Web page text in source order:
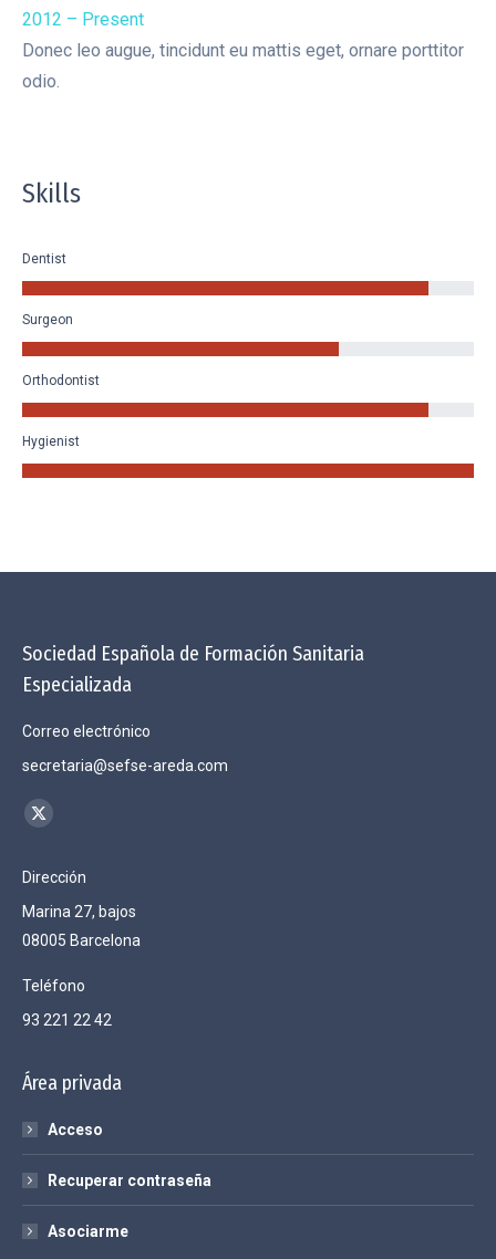
2012 – Present
Donec leo augue, tincidunt eu mattis eget, ornare porttitor
odio.
Skills
Dentist
Surgeon
Orthodontist
Hygienist
Sociedad Española de Formación Sanitaria
Especializada
Correo electrónico
secretaria@sefse-areda.com
Encuéntranos en:
X
opens
in
new
Dirección
Marina 27, bajos
08005 Barcelona
Teléfono
93 221 22 42
Área privada
Acceso
Recuperar contraseña
Asociarme